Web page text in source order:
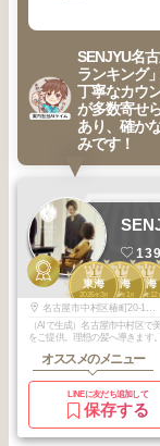
SENJYU名
ランキング
丁寧なカウ
が多数寄せ
あり、確か
みです！
1
東海
2026年 3月
1
東海
2026年 1
1
東海
2025年 12月
（AIで生成）名古屋市中村区
をご提供。理想の髪へ導きます。
オススメのメニュー
LINEに友だち追加して
保存する